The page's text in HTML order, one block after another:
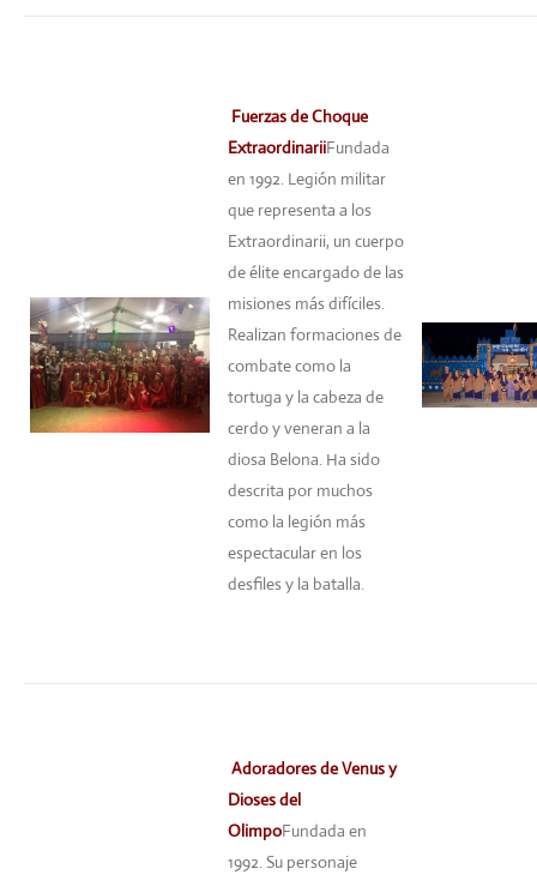
Fuerzas de Choque
ExtraordinariiFundada
en 1992. Legión militar
que representa a los
Extraordinarii, un cuerpo
de élite encargado de las
misiones más difíciles.
Realizan formaciones de
combate como la
tortuga y la cabeza de
cerdo y veneran a la
diosa Belona. Ha sido
descrita por muchos
como la legión más
espectacular en los
desfiles y la batalla.
Adoradores de Venus y
Dioses del
OlimpoFundada en
1992. Su personaje